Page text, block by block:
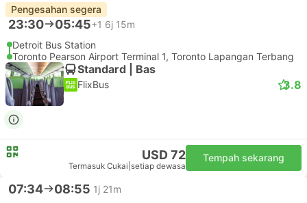
Pengesahan segera
23:30 05:45+1 6j 15m
Detroit Bus Station
Toronto Pearson Airport Terminal 1, Toronto Lapangan Terbang
Standard | Bas
FlixBus 3.8
USD 72
Termasuk Cukai setiap dewasa
Tempah sekarang
07:34 08:55 1j 21m